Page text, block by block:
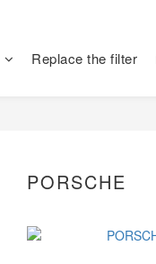
Replace the filter
PORSCHE